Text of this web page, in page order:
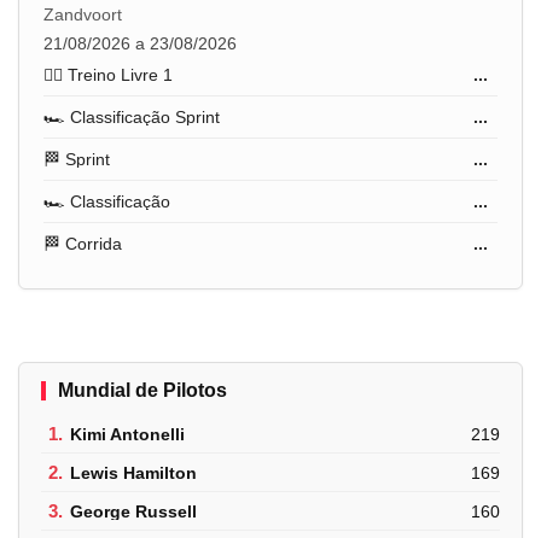
Zandvoort
21/08/2026 a 23/08/2026
🏋️‍♂️ Treino Livre 1
...
🏎️ Classificação Sprint ...
🏁 Sprint ...
🏎️ Classificação ...
🏁 Corrida ...
Mundial de Pilotos
1. Kimi Antonelli 219
2. Lewis Hamilton 169
3. George Russell 160